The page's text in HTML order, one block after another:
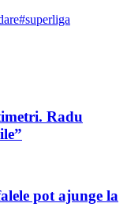
#superliga
Radu
pot ajunge la